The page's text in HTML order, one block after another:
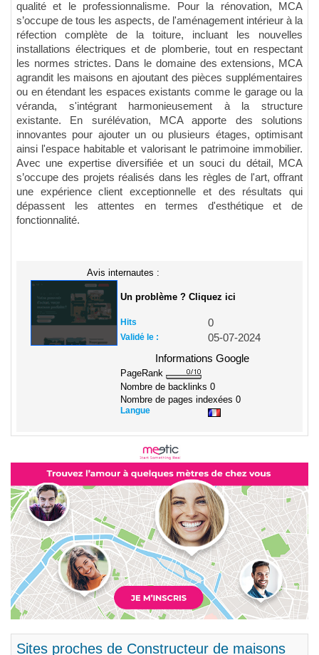
qualité et le professionnalisme. Pour la rénovation, MCA
s’occupe de tous les aspects, de l'aménagement intérieur à la
réfection complète de la toiture, incluant les nouvelles
installations électriques et de plomberie, tout en respectant
les normes strictes. Dans le domaine des extensions, MCA
agrandit les maisons en ajoutant des pièces supplémentaires
ou en étendant les espaces existants comme le garage ou la
véranda, s'intégrant harmonieusement à la structure
existante. En surélévation, MCAapporte des solutions
innovantes pour ajouter un ou plusieurs étages, optimisant
ainsi l'espace habitable et valorisant le patrimoine immobilier.
Avec une expertise diversifiée et un souci du détail, MCA
s’occupe des projets réalisés dans les règles de l'art, offrant
une expérience client exceptionnelle et des résultats qui
dépassent les attentes en termes d'esthétique et de
fonctionnalité.
Avis internautes :
Un problème ? Cliquez ici
Hits 0
Validé le :
05-07-2024
Informations Google
PageRank
Nombre de backlinks 0
Nombre de pages indexées 0
Langue
Sites proches de Constructeur de maisons